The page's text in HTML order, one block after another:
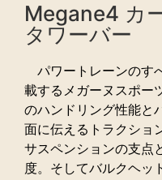
Megane4 カ
タワーバー
パワートレーンのす
載するメガーヌスポー
のハンドリング性能と
面に伝えるトラクショ
サスペンションの支点
度。そしてバルクヘッ